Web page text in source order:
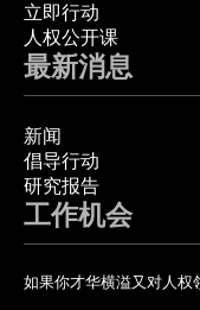
立即行动
人权公开课
最新消息
新闻
倡导行动
研究报告
工作机会
如果你才华横溢又对人权